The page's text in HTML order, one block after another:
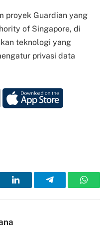
proyek Guardian yang
of Singapore, di
teknologi yang
privasi data
LinkedInTelegram